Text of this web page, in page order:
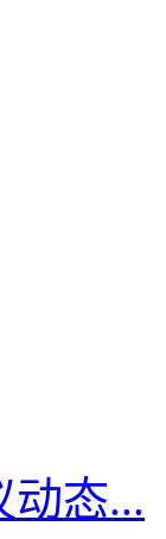
动态...